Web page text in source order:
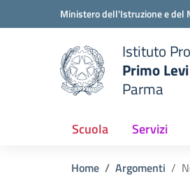
Vai ai contenuti
Vai al menu di navigazioneMinistero dell'Istruzione e del
scuola
Istituto
Primo Levi
Parma
Scuola Servizi
Home Argomenti